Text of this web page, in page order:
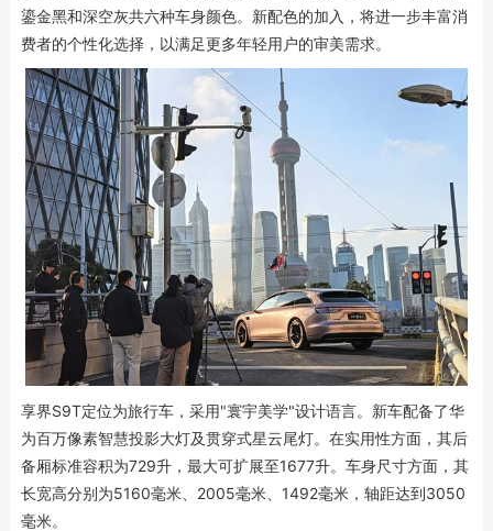
鎏金黑和深空灰共六种车身颜色。新配色的加入，将进一步丰富消
费者的个性化选择，以满足更多年轻用户的审美需求。
享界S9T定位为旅行车，采用"寰宇美学"设计语言。新车配备了华
为百万像素智慧投影大灯及贯穿式星云尾灯。在实用性方面，其后
备厢标准容积为729升，最大可扩展至1677升。车身尺寸方面，其
长宽高分别为5160毫米、2005毫米、1492毫米，轴距达到3050
毫米。